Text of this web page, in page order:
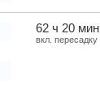
62 ч 20 мин
вкл. пересадку